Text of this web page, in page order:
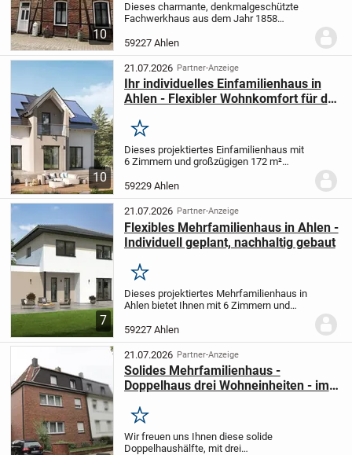
10
Dieses charmante, denkmalgeschützte
Fachwerkhaus aus dem Jahr 1858
einem sehr gepflegten und fortlaufend
modernisierten Gesamtzustand. Auf
einem ca. 195 m² großen...
59227 Ahlen
10
21.07.2026 Partner-Anzeige
Ihr individuelles Einfamilienhaus in
Ahlen - Flexibler Wohnkomfort für die
Merken
Dieses projektiertes Einfamilienhaus mit
6 Zimmern und großzügigen 172 m²
Ihrer Familie viel Raum für individuelles
Wohnen. Auf einem 529 m² großen
Grundstück...
59229 Ahlen
7
21.07.2026 Partner-Anzeige
Flexibles Mehrfamilienhaus in Ahlen -
Individuell geplant, nachhaltig gebaut
Merken
Dieses projektiertes Mehrfamilienhaus in
Ahlen bietet Ihnen mit 6 Zimmern und
großen Grundstück ein großzügiges
Zuhause für die ganze Familie. Mit zwei
Etagen und...
59227 Ahlen
21.07.2026 Partner-Anzeige
Solides Mehrfamilienhaus -
Doppelhaus drei Wohneinheiten - im
Merken
Wir freuen uns Ihnen diese solide
Doppelhaushälfte, mit drei